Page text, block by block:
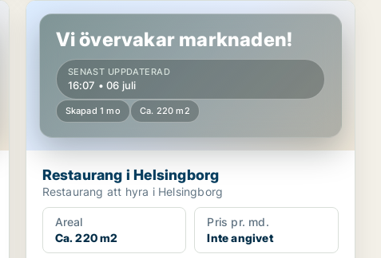
Restaurang i Helsingborg
Vi övervakar marknaden!
SENAST UPPDATERAD
16:07 • 06 juli
Skapad 1 mo Ca. 220 m2
Restaurang i Helsingborg
Restaurang att hyra i Helsingborg
Areal
Ca. 220 m2
Pris pr. md.
Inte angivet